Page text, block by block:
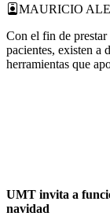
MAURICIO
Con el fin de
pacientes, existen a
herramientas que
UMT invita a
navidad